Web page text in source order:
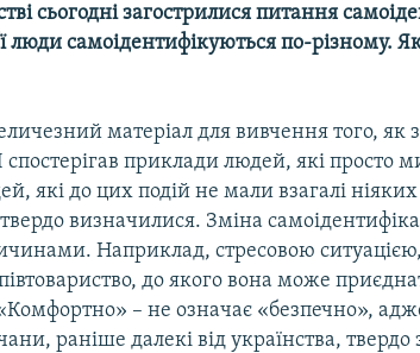
сьогодні загострилися питання
люди самоідентифікуються по-різному.
матеріал для вивчення того, як
приклади людей, які просто
які до цих подій не мали взагалі
визначилися. Зміна
Наприклад, стресовою
до якого вона може
– не означає «безпечно»,
раніше далекі від українства, твердо